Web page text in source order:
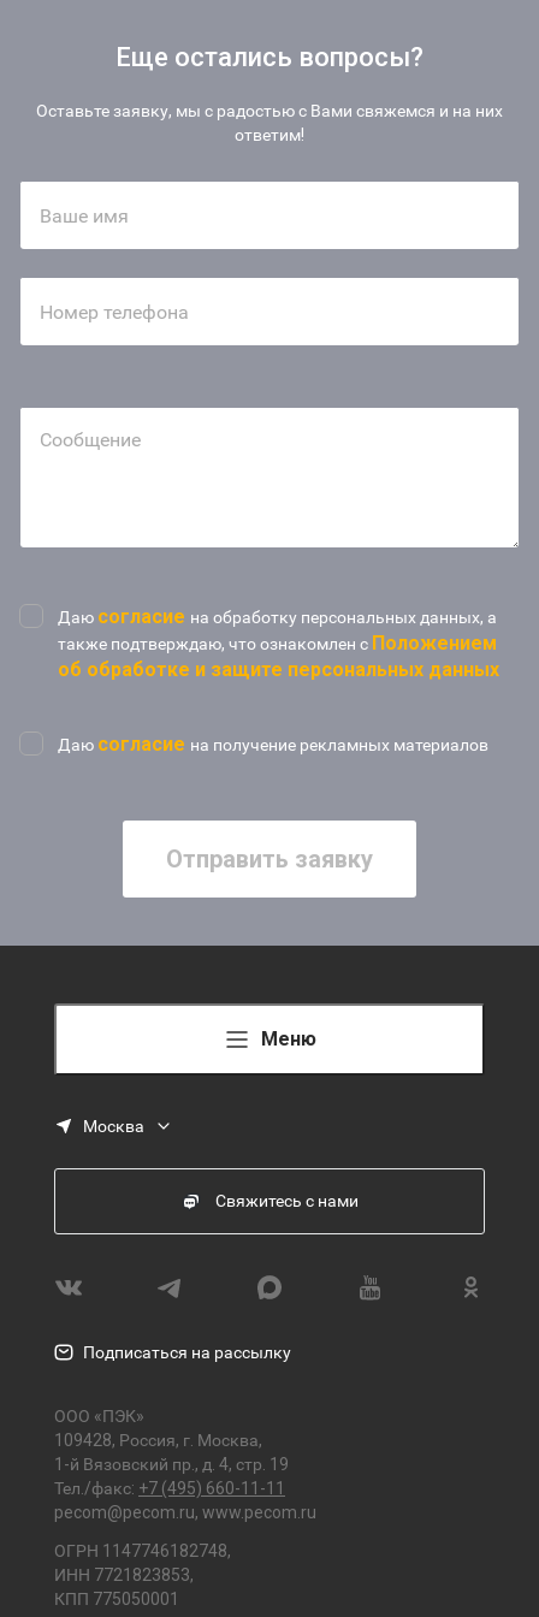
Еще остались вопросы?
Оставьте заявку, мы с радостью с Вами свяжемся и на них
ответим!
Ваше имя
Номер телефона
Сообщение
Даю согласие на обработку персональных данных, а
также подтверждаю, что ознакомлен с Положением
об обработке и защите персональных данных
Даю согласие на получение рекламных материалов
Отправить заявку
Меню
Москва
Свяжитесь с нами
Подписаться на рассылку
ООО «ПЭК»
109428, Россия, г. Москва,
1-й Вязовский пр., д. 4, стр. 19
Тел./факс: +7 (495) 660-11-11
pecom@pecom.ru, www.pecom.ru
ОГРН 1147746182748,
ИНН 7721823853,
КПП 775050001